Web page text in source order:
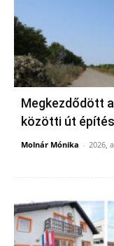
Megkezdődött
közötti út
Molnár Mónika - 2026,